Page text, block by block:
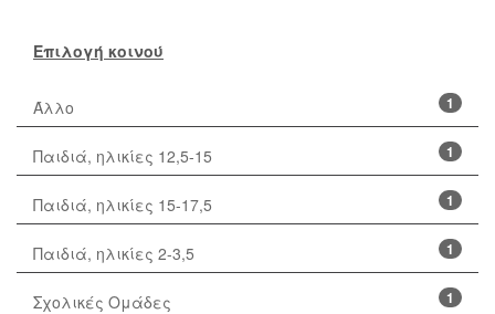
Επιλογή κοινού
1
Άλλο
1
Παιδιά, ηλικίες 12,5-15
1
Παιδιά, ηλικίες 15-17,5
1
Παιδιά, ηλικίες 2-3,5
1
Σχολικές Ομάδες